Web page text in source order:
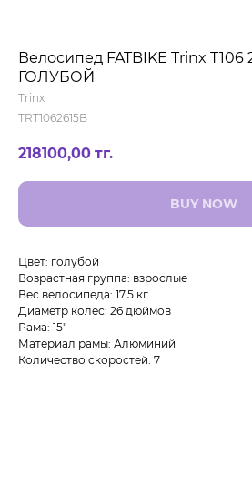
Велосипед FATBIKE Trinx T106
ГОЛУБОЙ
Trinx
TRT1062615B
218100,00 тг.
BUY NOW
Цвет: голубой
Возрастная группа: взрослые
Вес велосипеда: 17.5 кг
Диаметр колес: 26 дюймов
Рама: 15"
Материал рамы: Алюминий
Количество скоростей: 7